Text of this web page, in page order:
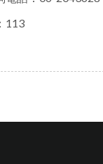
113